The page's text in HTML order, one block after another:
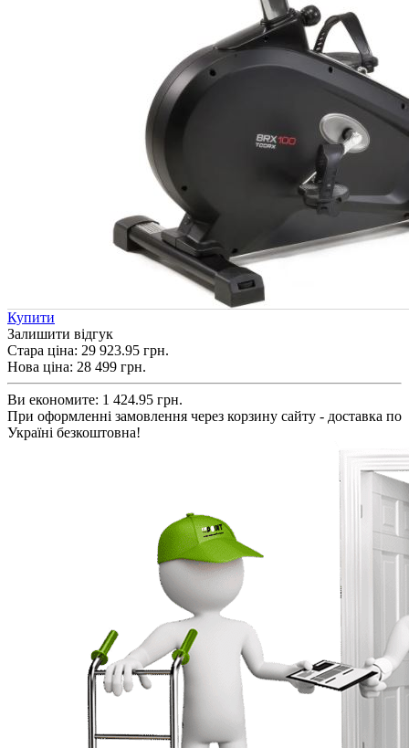
Купити
Залишити відгук
Стара ціна: 29 923.95 грн.
Нова ціна: 28 499 грн.
Ви економите: 1 424.95 грн.
При оформленні замовлення через корзину сайту - доставка по
Україні безкоштовна!